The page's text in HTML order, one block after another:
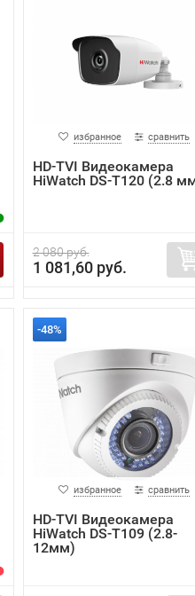
избранное сравнить
HD-TVI Видеокамера
HiWatch DS-T120 (2.8
2 080 руб.
1 081,60 руб.
-48%
избранное сравнить
HD-TVI Видеокамера
HiWatch DS-T109 (2.8-
12мм)